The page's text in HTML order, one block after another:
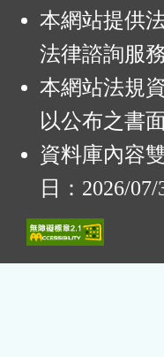
本網站提供
法律諮詢服務
本網站法規
以公布之書
資料庫內容
日：2026/07/